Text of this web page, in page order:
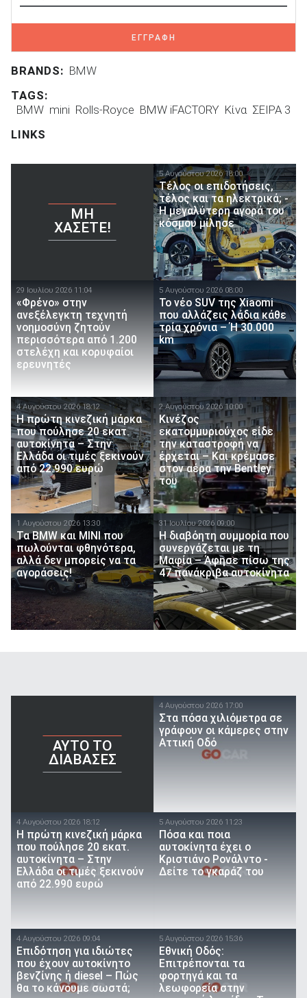
ΕΓΓΡΑΦΗ
BRANDS: BMW
TAGS:
BMW mini Rolls-Royce BMW iFACTORY Κίνα ΣΕΙΡΑ 3
LINKS
ΜΗ
ΧΆΣΕΤΕ!
5 Αυγούστου 2026 18:00
Τέλος οι επιδοτήσεις,
τέλος και τα ηλεκτρικά; -
Η μεγαλύτερη αγορά του
κόσμου μίλησε
29 Ιουλίου 2026 11:04
«Φρένο» στην
ανεξέλεγκτη τεχνητή
νοημοσύνη ζητούν
περισσότερα από 1.200
στελέχη και κορυφαίοι
ερευνητές
5 Αυγούστου 2026 08:00
Το νέο SUV της Xiaomi
που αλλάζεις λάδια κάθε
τρία χρόνια – Ή 30.000
km
4 Αυγούστου 2026 18:12
Η πρώτη κινεζική μάρκα
που πούλησε 20 εκατ.
αυτοκίνητα – Στην
Ελλάδα οι τιμές ξεκινούν
από 22.990 ευρώ
2 Αυγούστου 2026 10:00
Κινέζος
εκατομμυριούχος είδε
την καταστροφή να
έρχεται – Και κρέμασε
στον αέρα την Bentley
του
1 Αυγούστου 2026 13:30
Τα BMW και MINI που
πωλούνται φθηνότερα,
αλλά δεν μπορείς να τα
αγοράσεις!
31 Ιουλίου 2026 09:00
Η διαβόητη συμμορία που
συνεργάζεται με τη
Μαφία – Άφησε πίσω της
47 πανάκριβα αυτοκίνητα
AYTO TO
ΔΙΑΒΑΣΕΣ
4 Αυγούστου 2026 17:00
Στα πόσα χιλιόμετρα σε
γράφουν οι κάμερες στην
Αττική Οδό
4 Αυγούστου 2026 18:12
Η πρώτη κινεζική μάρκα
που πούλησε 20 εκατ.
αυτοκίνητα – Στην
Ελλάδα οι τιμές ξεκινούν
από 22.990 ευρώ
5 Αυγούστου 2026 11:23
Πόσα και ποια
αυτοκίνητα έχει ο
Κριστιάνο Ρονάλντο -
Δείτε το γκαράζ του
4 Αυγούστου 2026 09:04
Επιδότηση για ιδιώτες
που έχουν αυτοκίνητο
βενζίνης ή diesel – Πώς
θα το κάνουμε σωστά;
5 Αυγούστου 2026 15:36
Εθνική Οδός:
Επιτρέπονται τα
φορτηγά και τα
λεωφορεία στην